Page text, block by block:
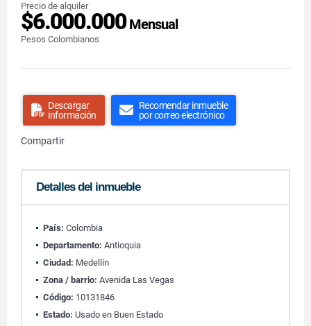
Precio de alquiler
$6.000.000Mensual
Pesos Colombianos
Descargar
información
Recomendar inmueble
por correo electrónico
Compartir
Detalles del inmueble
País: Colombia
Departamento: Antioquia
Ciudad: Medellín
Zona / barrio: Avenida Las Vegas
Código: 10131846
Estado: Usado en Buen Estado